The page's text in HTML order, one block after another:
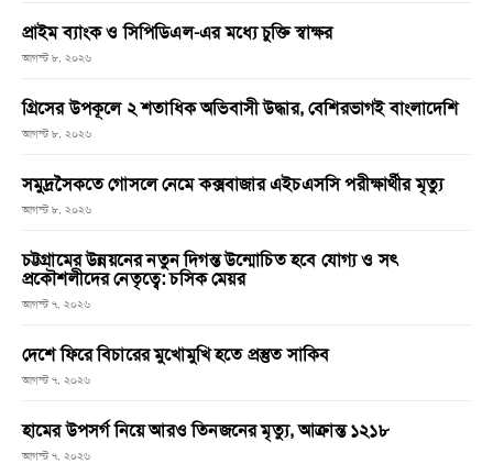
প্রাইম ব্যাংক ও সিপিডিএল-এর মধ্যে চুক্তি স্বাক্ষর
আগস্ট ৮, ২০২৬
গ্রিসের উপকূলে ২ শতাধিক অভিবাসী উদ্ধার, বেশিরভাগই বাংলাদেশি
আগস্ট ৮, ২০২৬
সমুদ্রসৈকতে গোসলে নেমে কক্সবাজার এইচএসসি পরীক্ষার্থীর মৃত্যু
আগস্ট ৮, ২০২৬
চট্টগ্রামের উন্নয়নের নতুন দিগন্ত উন্মোচিত হবে যোগ্য ও সৎ
প্রকৌশলীদের নেতৃত্বে: চসিক মেয়র
আগস্ট ৭, ২০২৬
দেশে ফিরে বিচারের মুখোমুখি হতে প্রস্তুত সাকিব
আগস্ট ৭, ২০২৬
হামের উপসর্গ নিয়ে আরও তিনজনের মৃত্যু, আক্রান্ত ১২১৮
আগস্ট ৭, ২০২৬